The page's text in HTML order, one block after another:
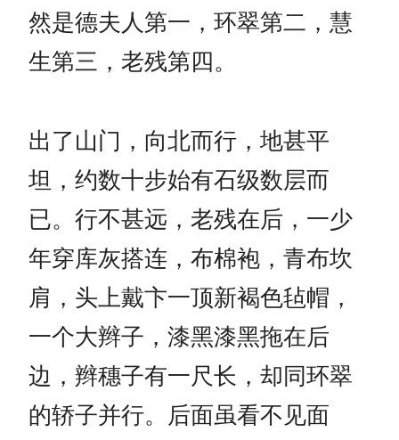
然是德夫人第一，环翠第二，慧
生第三，老残第四。
出了山门，向北而行，地甚平
坦，约数十步始有石级数层而
已。行不甚远，老残在后，一少
年穿库灰搭连，布棉袍，青布坎
肩，头上戴卞一顶新褐色毡帽，
一个大辫子，漆黑漆黑拖在后
边，辫穗子有一尺长，却同环翠
的轿子并行。后面虽看不见面